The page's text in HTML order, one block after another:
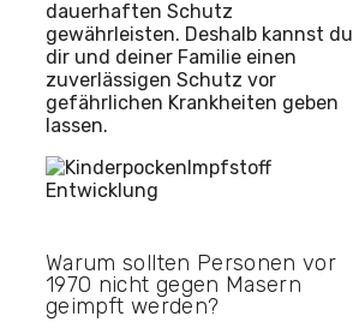
dauerhaften Schutz
gewährleisten. Deshalb kannst du
dir und deiner Familie einen
zuverlässigen Schutz vor
gefährlichen Krankheiten geben
lassen.
Warum sollten Personen vor
1970 nicht gegen Masern
geimpft werden?